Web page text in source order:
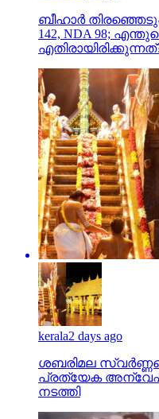
ബീഹാർ
142, NDA 98;
kerala2 days ago
ശബരിമല
പ്രത്യേക
നടത്തി